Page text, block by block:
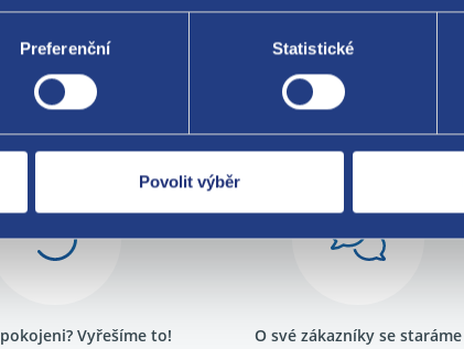
Preferenční Statistické
Povolit výběr
Za kvalitu ručíme!
Vyřešíme to!
O své zákazníky se staráme